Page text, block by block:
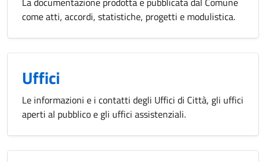
come atti, accordi, statistiche, progetti e modulistica.
Uffici
Le informazioni e i contatti degli Uffici di Città, gli uffici
aperti al pubblico e gli uffici assistenziali.